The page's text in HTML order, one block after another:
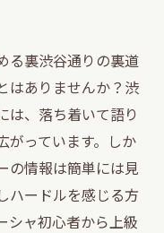
る裏渋谷通りの裏道
はありませんか？渋
は、落ち着いて語り
がっています。しか
の情報は簡単には見
ハードルを感じる方
シャ初心者から上級